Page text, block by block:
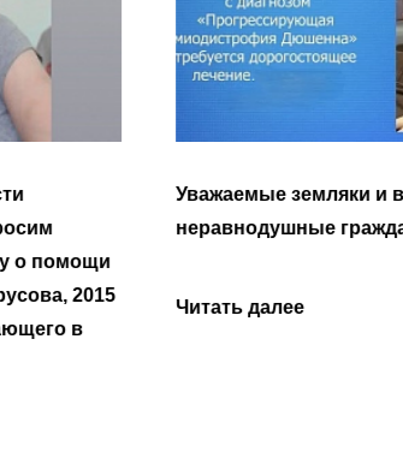
Уважаемые земляки и все
неравнодушные граждане.
Читать далее